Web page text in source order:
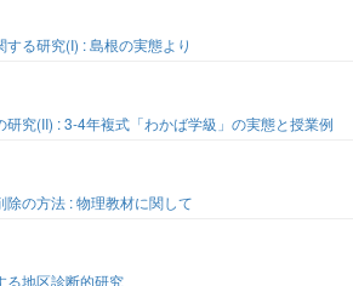
る研究(I) : 島根の実態より
究(II) : 3-4年複式「わかば学級」の実態と授業例
の方法 : 物理教材に関して
る地区診断的研究